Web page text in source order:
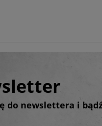
do newslettera i